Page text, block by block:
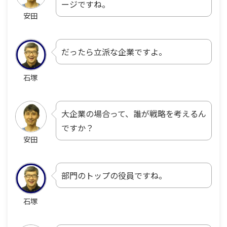
安田
ージですね。
石塚
だったら立派な企業ですよ。
安田
大企業の場合って、誰が戦略を考えるん
ですか？
石塚
部門のトップの役員ですね。